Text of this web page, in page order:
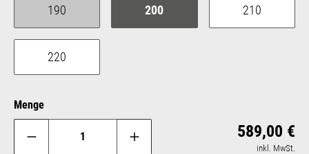
190
(Diese Option ist zurzeit nicht verfügbar.)
200 210
220
Menge
589,00 €
inkl. MwSt.